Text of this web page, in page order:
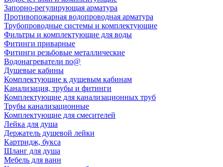
Запорно-регулирующая арматура
Противопожарная водопроводная арматура
Трубопроводные системы и комплектующие
Фильтры и комплектующие для воды
Фитинги приварные
Фитинги резьбовые металлические
Водонагреватели no@
Душевые кабины
Комплектующие к душевым кабинам
Канализация, трубы и фитинги
Комплектующие для канализационных труб
Трубы канализационные
Комплектующие для смесителей
Лейка для душа
Держатель душевой лейки
Картридж, букса
Шланг для душа
Мебель для ванн